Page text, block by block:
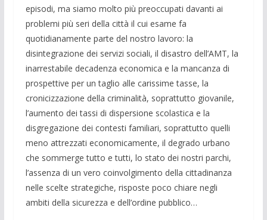
episodi, ma siamo molto più preoccupati davanti ai
problemi più seri della città il cui esame fa
quotidianamente parte del nostro lavoro: la
disintegrazione dei servizi sociali, il disastro dell’AMT, la
inarrestabile decadenza economica e la mancanza di
prospettive per un taglio alle carissime tasse, la
cronicizzazione della criminalità, soprattutto giovanile,
l’aumento dei tassi di dispersione scolastica e la
disgregazione dei contesti familiari, soprattutto quelli
meno attrezzati economicamente, il degrado urbano
che sommerge tutto e tutti, lo stato dei nostri parchi,
l’assenza di un vero coinvolgimento della cittadinanza
nelle scelte strategiche, risposte poco chiare negli
ambiti della sicurezza e dell’ordine pubblico…